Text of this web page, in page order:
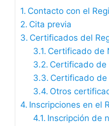
Contacto con el
Cita previa
Certificados del
Certificado de
Certificado de
Certificado de
Otros
Inscripciones en el
Inscripción de